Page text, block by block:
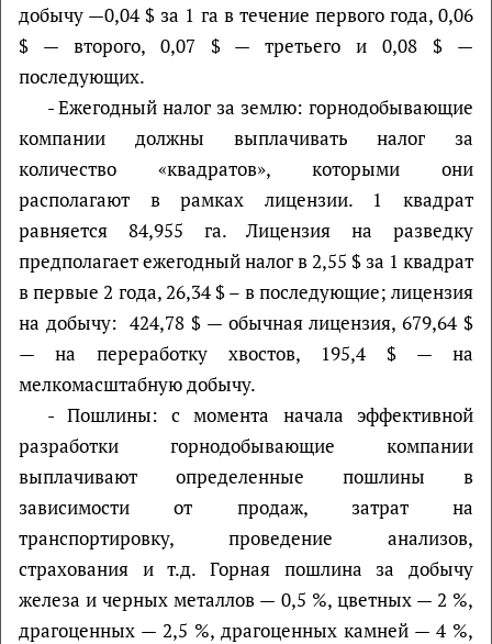
добычу —0,04 $ за 1 га в течение первого года, 0,06
$ — второго, 0,07 $ — третьего и 0,08 $ —
последующих.
- Ежегодный налог за землю: горнодобывающие
компании должны выплачивать налог за
количество «квадратов», которыми они
располагают в рамках лицензии. 1 квадрат
равняется 84,955 га. Лицензия на разведку
предполагает ежегодный налог в 2,55 $ за 1 квадрат
в первые 2 года, 26,34 $ – в последующие; лицензия
на добычу: 424,78 $ — обычная лицензия, 679,64 $
— на переработку хвостов, 195,4 $ — на
мелкомасштабную добычу.
- Пошлины: с момента начала эффективной
разработки горнодобывающие компании
выплачивают определенные пошлины в
зависимости от продаж, затрат на
транспортировку, проведение анализов,
страхования и т.д. Горная пошлина за добычу
железа и черных металлов — 0,5 %, цветных — 2 %,
драгоценных — 2,5 %, драгоценных камней — 4 %,